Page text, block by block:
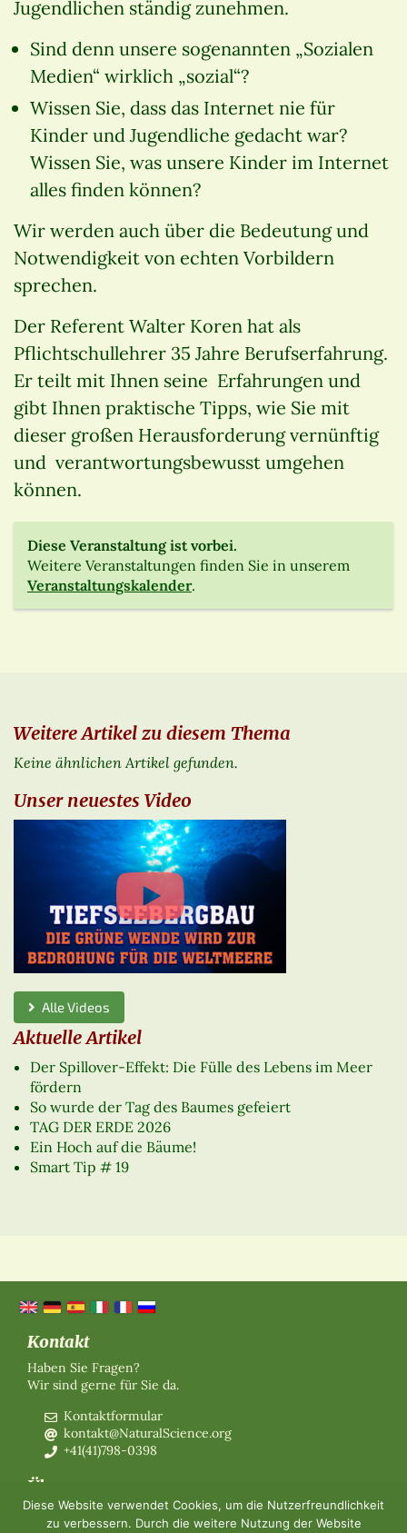
Jugendlichen ständig zunehmen.
Sind denn unsere sogenannten „Sozialen
Medien“ wirklich „sozial“?
Wissen Sie, dass das Internet nie für
Kinder und Jugendliche gedacht war?
Wissen Sie, was unsere Kinder im Internet
alles finden können?
Wir werden auch über die Bedeutung und
Notwendigkeit von echten Vorbildern
sprechen.
Der Referent Walter Koren hat als
Pflichtschullehrer 35 Jahre Berufserfahrung.
Er teilt mit Ihnen seine Erfahrungen und
gibt Ihnen praktische Tipps, wie Sie mit
dieser großen Herausforderung vernünftig
und verantwortungsbewusst umgehen
können.
Diese Veranstaltung ist vorbei.
Weitere Veranstaltungen finden Sie in unserem
Veranstaltungskalender.
Weitere Artikel zu diesem Thema
Keine ähnlichen Artikel gefunden.
Unser neuestes Video
Alle Videos
Aktuelle Artikel
Der Spillover-Effekt: Die Fülle des Lebens im Meer
fördern
So wurde der Tag des Baumes gefeiert
TAG DER ERDE 2026
Ein Hoch auf die Bäume!
Smart Tip # 19
Kontakt
Haben Sie Fragen?
Wir sind gerne für Sie da.
Kontaktformular
kontakt@NaturalScience.org
+41(41)798-0398
Über uns
Organisation
Diese Website verwendet Cookies, um die Nutzerfreundlichkeit
zu verbessern. Durch die weitere Nutzung der Website